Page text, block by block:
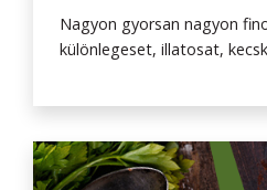
Nagyon gyorsan nagyon
különlegeset, illatosat,